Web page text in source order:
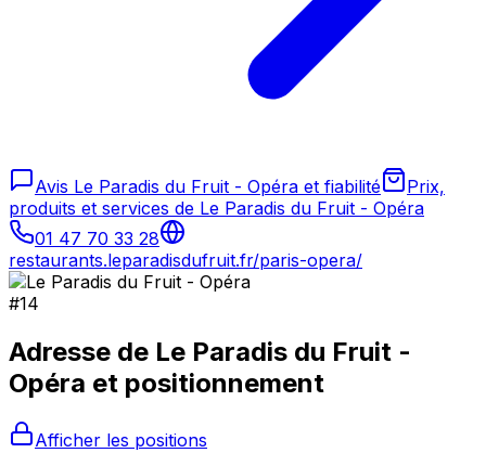
Avis Le Paradis du Fruit - Opéra et fiabilité
Prix,
produits et services de Le Paradis du Fruit - Opéra
01 47 70 33 28
restaurants.leparadisdufruit.fr/paris-opera/
#14
Adresse de Le Paradis du Fruit -
Opéra et positionnement
Afficher les positions